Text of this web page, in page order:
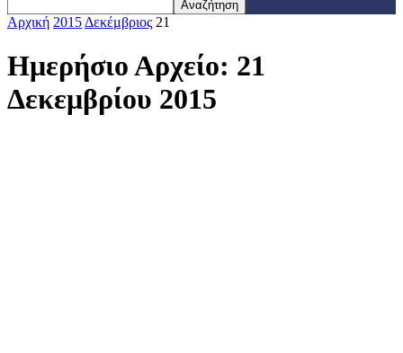
Αρχική 2015 Δεκέμβριος 21
Ημερήσιο Αρχείο: 21
Δεκεμβρίου 2015